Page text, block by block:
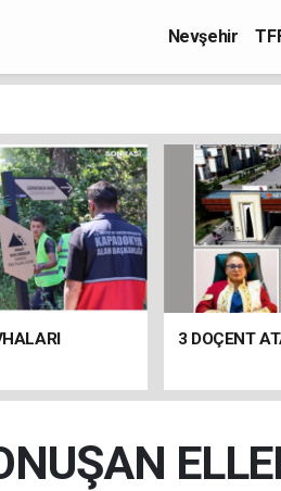
Nevşehir
3 DOÇENT